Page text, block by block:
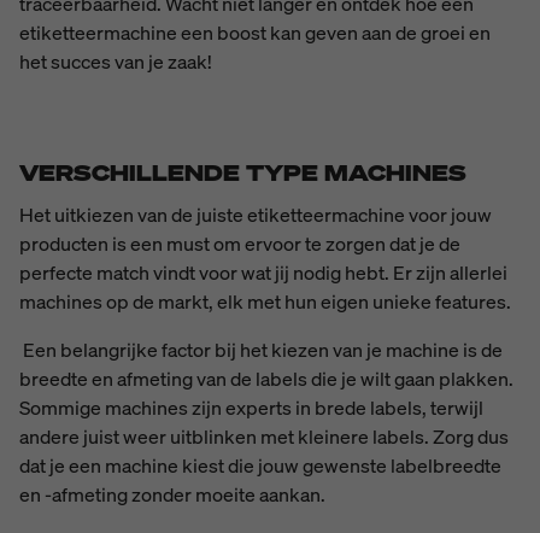
etiketteermachine een boost kan geven aan de groei en
het succes van je zaak!
VERSCHILLENDE TYPE MACHINES
Het uitkiezen van de juiste etiketteermachine voor jouw
producten is een must om ervoor te zorgen dat je de
perfecte match vindt voor wat jij nodig hebt. Er zijn allerlei
machines op de markt, elk met hun eigen unieke features.
Een belangrijke factor bij het kiezen van je machine is de
breedte en afmeting van de labels die je wilt gaan plakken.
Sommige machines zijn experts in brede labels, terwijl
andere juist weer uitblinken met kleinere labels. Zorg dus
dat je een machine kiest die jouw gewenste labelbreedte
en -afmeting zonder moeite aankan.